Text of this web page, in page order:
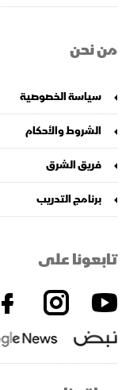
من نحن
سياسة الخصوصية
الشروط والأحكام
فريق الشرق
برنامج التدريب
تابعونا على